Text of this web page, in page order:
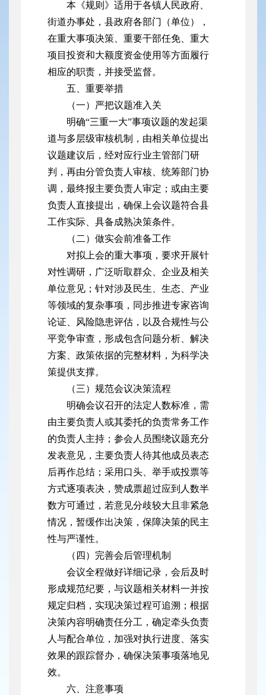
本《规则》适用于各镇人民政府、
街道办事处，县政府各部门（单位），
在重大事项决策、重要干部任免、重大
项目投资和大额度资金使用等方面履行
相应的职责，并接受监督。
五、重要举措
（一）严把议题准入关
明确“三重一大”事项议题的发起渠
道与多层级审核机制，由相关单位提出
议题建议后，经对应行业主管部门研
判，再由分管负责人审核、统筹部门协
调，最终报主要负责人审定；或由主要
负责人直接提出，确保上会议题符合县
工作实际、具备成熟决策条件。
（二）做实会前准备工作
对拟上会的重大事项，要求开展针
对性调研，广泛听取群众、企业及相关
单位意见；针对涉及民生、生态、产业
等领域的复杂事项，同步推进专家咨询
论证、风险隐患评估，以及合规性与公
平竞争审查，形成包含问题分析、解决
方案、政策依据的完整材料，为科学决
策提供支撑。
（三）规范会议决策流程
明确会议召开的法定人数标准，需
由主要负责人或其委托的负责常务工作
的负责人主持；参会人员围绕议题充分
发表意见，主要负责人待其他成员表态
后再作总结；采用口头、举手或投票等
方式逐项表决，赞成票超过应到人数半
数方可通过，若意见分歧较大且非紧急
情况，暂缓作出决策，保障决策的民主
性与严谨性。
（四）完善会后管理机制
会议全程做好详细记录，会后及时
形成规范纪要，与议题相关材料一并按
规定归档，实现决策过程可追溯；根据
决策内容明确责任分工，确定牵头负责
人与配合单位，加强对执行进度、落实
效果的跟踪督办，确保决策事项落地见
效。
六、注意事项